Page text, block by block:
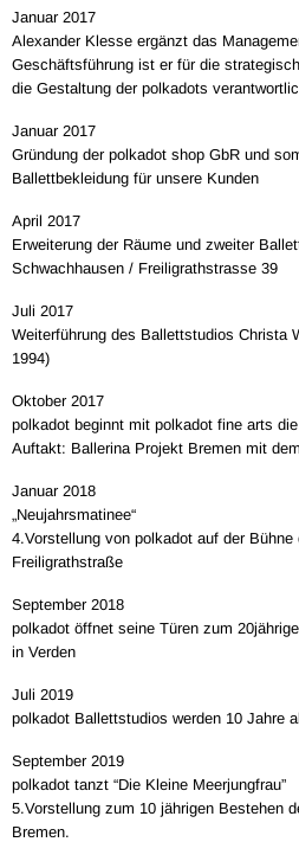
Januar 2017
Alexander Klesse ergänzt das
Geschäftsführung ist er für die
die Gestaltung der polkadots
Januar 2017
Gründung der polkadot shop GbR und
Ballettbekleidung für unsere Kunden
April 2017
Erweiterung der Räume und zweiter
Schwachhausen / Freiligrathstrasse 39
Juli 2017
Weiterführung des Ballettstudios Christa
1994)
Oktober 2017
polkadot beginnt mit polkadot fine arts
Auftakt: Ballerina Projekt Bremen mit
Januar 2018
„Neujahrsmatinee“
4.Vorstellung von polkadot auf der
Freiligrathstraße
September 2018
polkadot öffnet seine Türen zum
in Verden
Juli 2019
polkadot Ballettstudios werden 10 Jahre
September 2019
polkadot tanzt “Die Kleine Meerjungfrau”
5.Vorstellung zum 10 jährigen Bestehen
Bremen.